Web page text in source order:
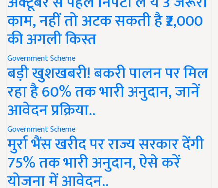
काम, नहीं तो अटक सकती है ₹2,000
की अगली किस्त
Government Scheme
बड़ी खुशखबरी! बकरी पालन पर मिल
रहा है 60% तक भारी अनुदान, जानें
आवेदन प्रक्रिया..
Government Scheme
मुर्रा भैंस खरीद पर राज्य सरकार देंगी
75% तक भारी अनुदान, ऐसे करें
योजना में आवेदन..